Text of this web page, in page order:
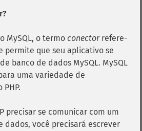
MySQL, o termo conectorrefere-
permite que seu aplicativo se
banco de dados MySQL. MySQL
uma variedade de
precisar se comunicar com um
dados, você precisará escrever